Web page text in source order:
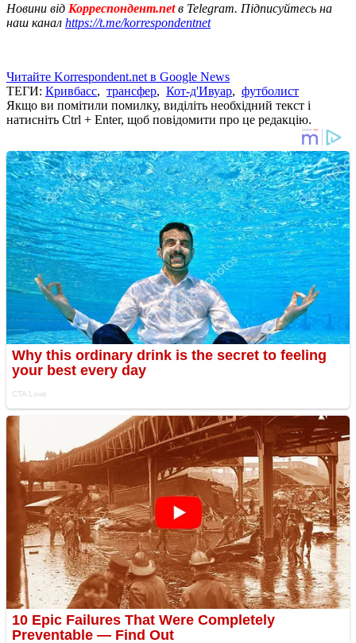
Новини від Корреспондент.netв Telegram. Підписуйтесь на
наш канал https://t.me/korrespondentnet
Читайте Korrespondent.net в Google News
ТЕГИ: Кривбасс, трансфер, Кот-д'Ивуар, футболист
Якщо ви помітили помилку, виділіть необхідний текст і
натисніть Ctrl + Enter, щоб повідомити про це редакцію.